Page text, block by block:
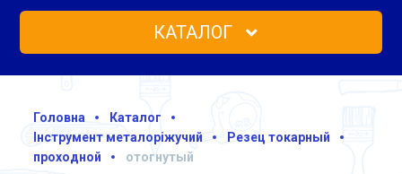
КАТАЛОГ
Головна
Каталог
Інструмент металоріжучий
Резец токарный
проходной
отогнутый